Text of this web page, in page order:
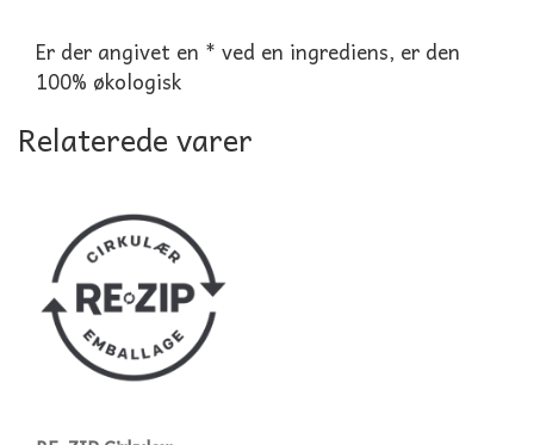
Er der angivet en * ved en ingrediens, er den
100% økologisk
Relaterede varer